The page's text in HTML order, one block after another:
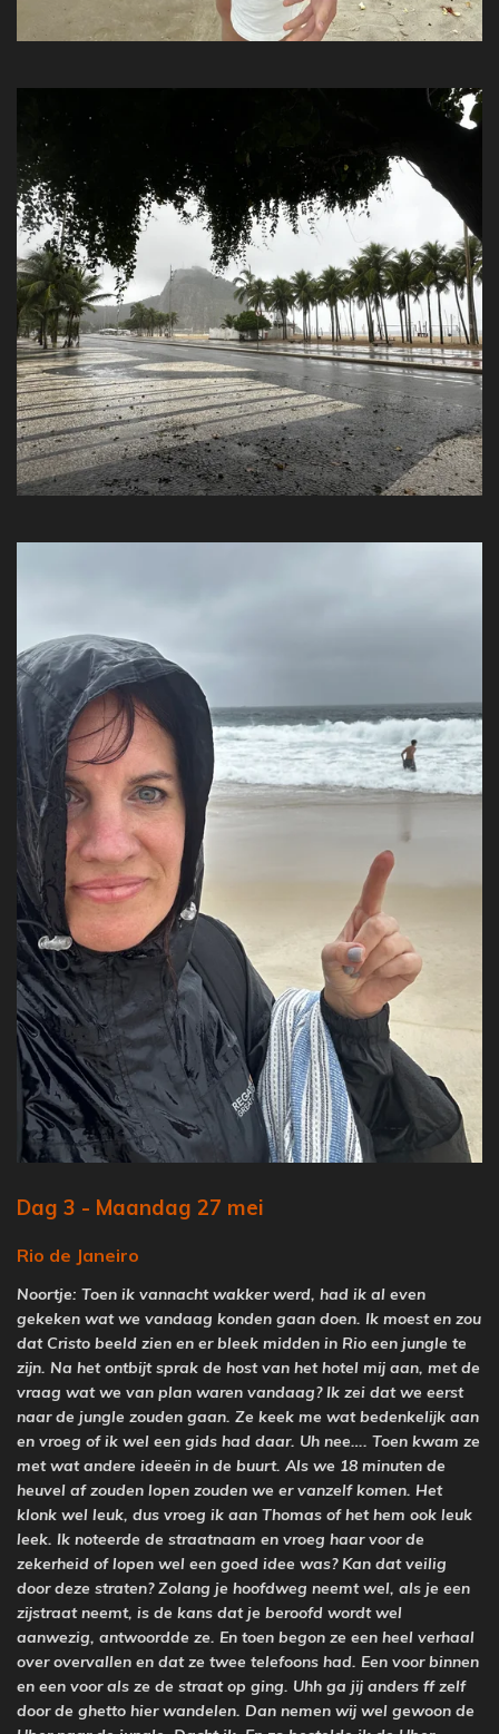
Dag 3 - Maandag 27 mei
Rio de Janeiro
Noortje: Toen ik vannacht wakker werd, had ik al even
gekeken wat we vandaag konden gaan doen. Ik moest en zou
dat Cristo beeld zien en er bleek midden in Rio een jungle te
zijn. Na het ontbijt sprak de host van het hotel mij aan, met de
vraag wat we van plan waren vandaag? Ik zei dat we eerst
naar de jungle zouden gaan. Ze keek me wat bedenkelijk aan
en vroeg of ik wel een gids had daar. Uh nee…. Toen kwam ze
met wat andere ideeën in de buurt. Als we 18 minuten de
heuvel af zouden lopen zouden we er vanzelf komen. Het
klonk wel leuk, dus vroeg ik aan Thomas of het hem ook leuk
leek. Ik noteerde de straatnaam en vroeg haar voor de
zekerheid of lopen wel een goed idee was? Kan dat veilig
door deze straten? Zolang je hoofdweg neemt wel, als je een
zijstraat neemt, is de kans dat je beroofd wordt wel
aanwezig, antwoordde ze. En toen begon ze een heel verhaal
over overvallen en dat ze twee telefoons had. Een voor binnen
en een voor als ze de straat op ging. Uhh ga jij anders ff zelf
door de ghetto hier wandelen. Dan nemen wij wel gewoon de